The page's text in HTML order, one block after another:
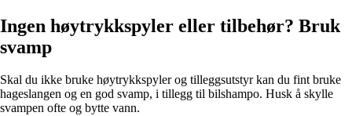
Ingen høytrykkspyler eller tilbehør? Bruk
svamp
Skal du ikke bruke høytrykkspyler og tilleggsutstyr kan du fint bruke
hageslangen og en god svamp, i tillegg til bilshampo. Husk å skylle
svampen ofte og bytte vann.